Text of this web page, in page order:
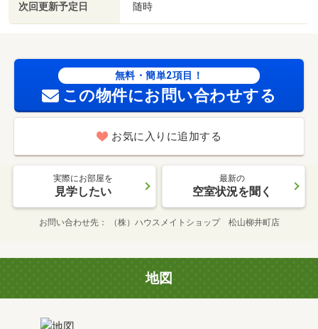
次回更新予定日 随時
無料・簡単2項目！
この物件にお問い合わせする
お気に入りに追加する
実際にお部屋を
見学したい
最新の
空室状況を聞く
お問い合わせ先 （株）ハウスメイトショップ 松山柳井町店
地図